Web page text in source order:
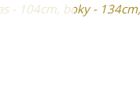
104cm, boky -